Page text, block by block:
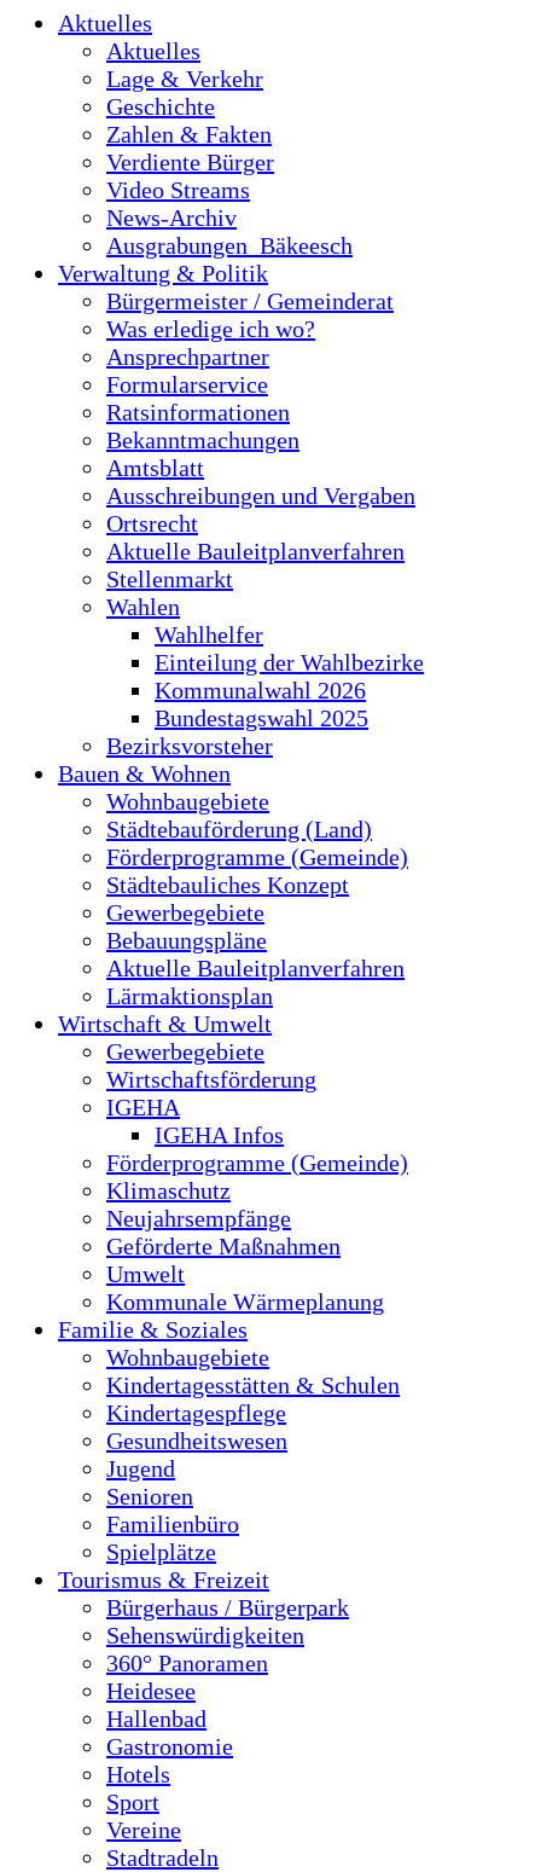
Aktuelles
Aktuelles
Lage & Verkehr
Geschichte
Zahlen & Fakten
Verdiente Bürger
Video Streams
News-Archiv
Ausgrabungen_Bäkeesch
Verwaltung & Politik
Bürgermeister / Gemeinderat
Was erledige ich wo?
Ansprechpartner
Formularservice
Ratsinformationen
Bekanntmachungen
Amtsblatt
Ausschreibungen und Vergaben
Ortsrecht
Aktuelle Bauleitplanverfahren
Stellenmarkt
Wahlen
Wahlhelfer
Einteilung der Wahlbezirke
Kommunalwahl 2026
Bundestagswahl 2025
Bezirksvorsteher
Bauen & Wohnen
Wohnbaugebiete
Städtebauförderung (Land)
Förderprogramme (Gemeinde)
Städtebauliches Konzept
Gewerbegebiete
Bebauungspläne
Aktuelle Bauleitplanverfahren
Lärmaktionsplan
Wirtschaft & Umwelt
Gewerbegebiete
Wirtschaftsförderung
IGEHA
IGEHA Infos
Förderprogramme (Gemeinde)
Klimaschutz
Neujahrsempfänge
Geförderte Maßnahmen
Umwelt
Kommunale Wärmeplanung
Familie & Soziales
Wohnbaugebiete
Kindertagesstätten & Schulen
Kindertagespflege
Gesundheitswesen
Jugend
Senioren
Familienbüro
Spielplätze
Tourismus & Freizeit
Bürgerhaus / Bürgerpark
Sehenswürdigkeiten
360° Panoramen
Heidesee
Hallenbad
Gastronomie
Hotels
Sport
Vereine
Stadtradeln